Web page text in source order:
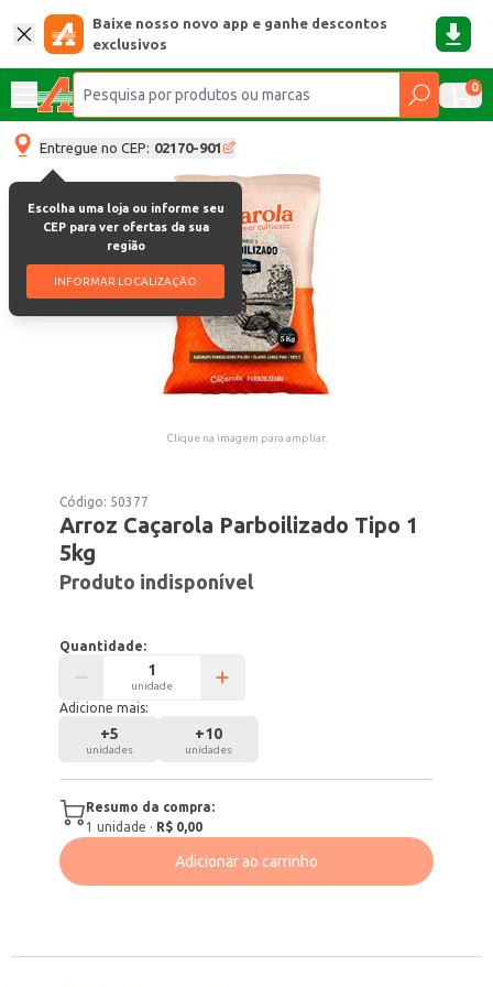
Baixe nosso novo app e ganhe descontos
exclusivos
0
Entregue no CEP: 02170-901
Escolha uma loja ou informe seu
CEP para ver ofertas da sua
região
INFORMAR LOCALIZAÇÃO
Clique na imagem para ampliar.
Código: 50377
Arroz Caçarola Parboilizado Tipo 1
5kg
Produto indisponível
Quantidade:
unidade
Adicione mais:
+5
unidades
+10
unidades
Resumo da compra:
1 unidade · R$ 0,00
Adicionar ao carrinho